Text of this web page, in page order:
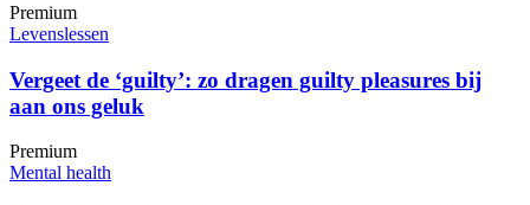
Premium
Levenslessen
Vergeet de ‘guilty’: zo dragen guilty pleasures bij
aan ons geluk
Premium
Mental health